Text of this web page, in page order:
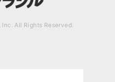
All Rights Reserved.